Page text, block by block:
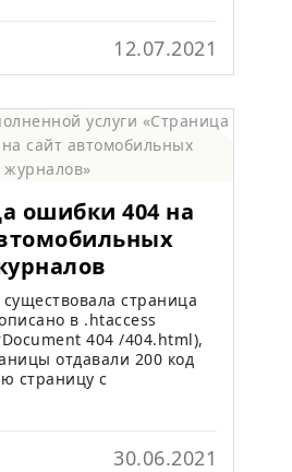
12.07.2021
ошибки 404 на
страница
в .htaccess
404 /404.html),
отдавали 200 код
страницу с
30.06.2021